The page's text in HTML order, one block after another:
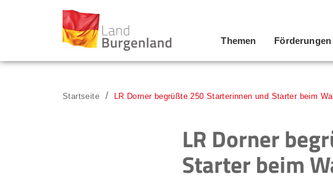
Zum Inhalt
Zum Menü
Zur Suche
Themen Förderungen
Startseite LR Dorner begrüßte 250 Starterinnen und Starter beim
LR Dorner
Starter beim